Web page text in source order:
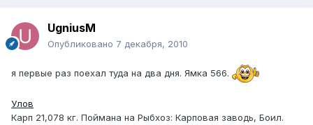
UgniusM
Опубликовано 7 декабря, 2010
я первые раз поехал туда на два дня. Ямка 566.
Улов
Карп 21,078 кг. Поймана на Рыбхоз: Карповая заводь, Боил.